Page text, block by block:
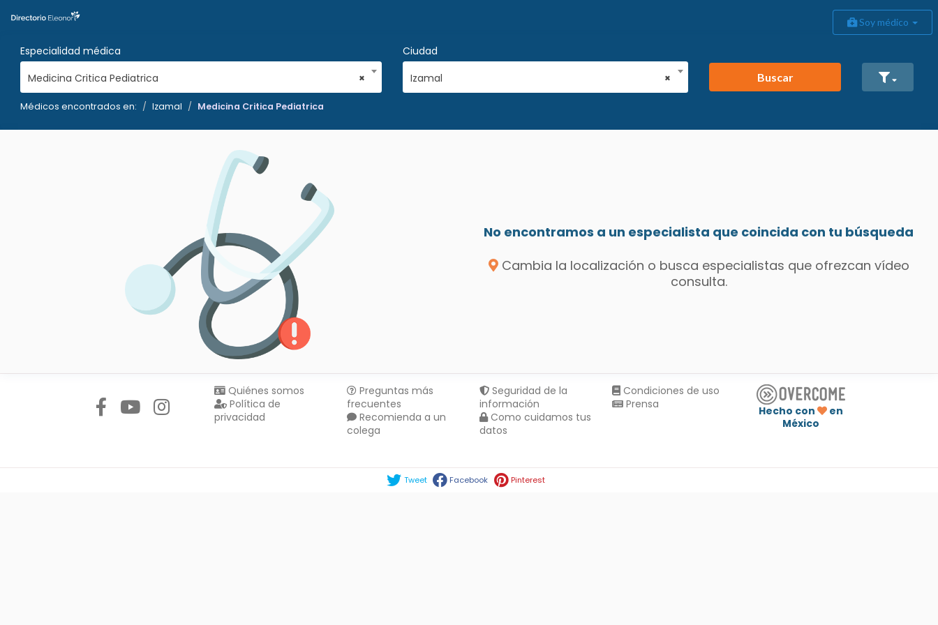
Soy médico
Especialidad médica
×
Medicina Critica Pediatrica
Ciudad
×
Izamal Buscar
Médicos encontrados en: Izamal Medicina Critica Pediatrica
No encontramos a un especialista que coincida con tu búsqueda
Cambia la localización o busca especialistas que ofrezcan vídeo
consulta.
Quiénes somos
Política de
privacidad
Preguntas más
frecuentes
Recomienda a un
colega
Seguridad de la
información
Como cuidamos tus
datos
Condiciones de uso
Prensa
Hecho con
en
México
Tweet Facebook Pinterest